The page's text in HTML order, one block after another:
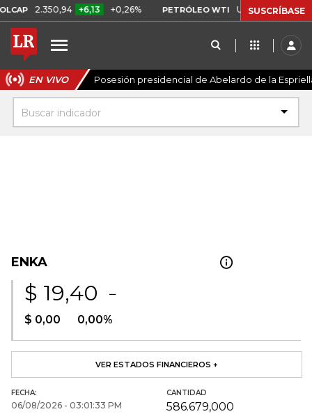
2.350,94 +6,13 +0,26% PETRÓLEO WTI US$ 78,01 US$ 2,92
SUSCRÍBASE
EN VIVO Posesión presidencial de Abelardo de la
Buscar indicador
ENKA
$ 19,40
$ 0,00 0,00%
VER ESTADOS FINANCIEROS +
FECHA:
06/08/2026 - 03:01:33 PM
CANTIDAD
586.679,000